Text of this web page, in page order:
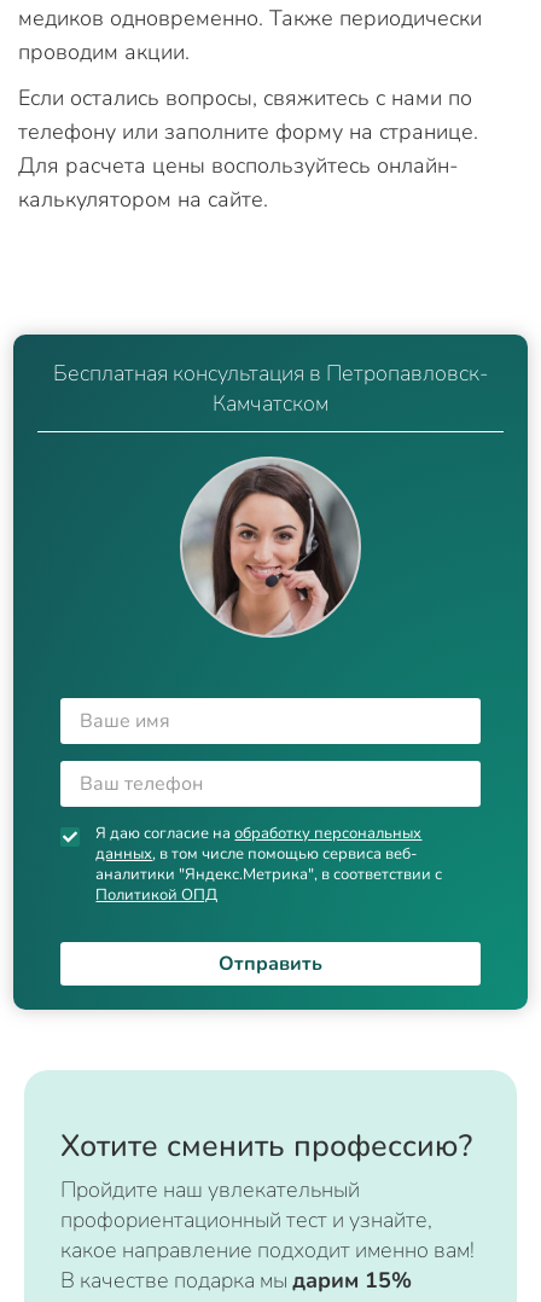
медиков одновременно. Также периодически
проводим акции.
Если остались вопросы, свяжитесь с нами по
телефону или заполните форму на странице.
Для расчета цены воспользуйтесь онлайн-
калькулятором на сайте.
Бесплатная консультация в Петропавловск-
Камчатском
Я даю согласие наобработку персональных
данных, в том числе помощью сервиса веб-
аналитики "Яндекс.Метрика", в соответствии с
Политикой ОПД
Отправить
Хотите сменить профессию?
Пройдите наш увлекательный
профориентационный тест и узнайте,
какое направление подходит именно вам!
В качестве подарка мы дарим 15%